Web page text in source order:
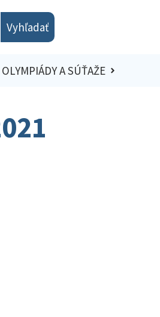
Vyhľadať
OLYMPIÁDY A SÚŤAŽE